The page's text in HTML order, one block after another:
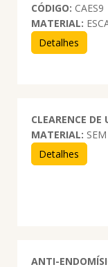
CÓDIGO: CAES9
MATERIAL:
Detalhes
CLEARENCE DE
MATERIAL: SEM
Detalhes
ANTI-